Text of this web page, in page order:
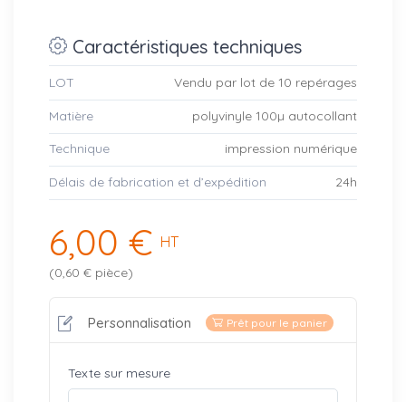
Caractéristiques techniques
LOT Vendu par lot de 10 repérages
Matière polyvinyle 100µ autocollant
Technique impression numérique
Délais de fabrication et d’expédition 24h
6,00 € HT
(0,60 € pièce)
Personnalisation Prêt pour le panier
Texte sur mesure